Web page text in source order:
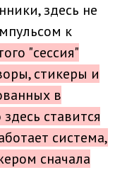
здесь не
к
"сессия"
стикеры и
в
ставится
система,
сначала